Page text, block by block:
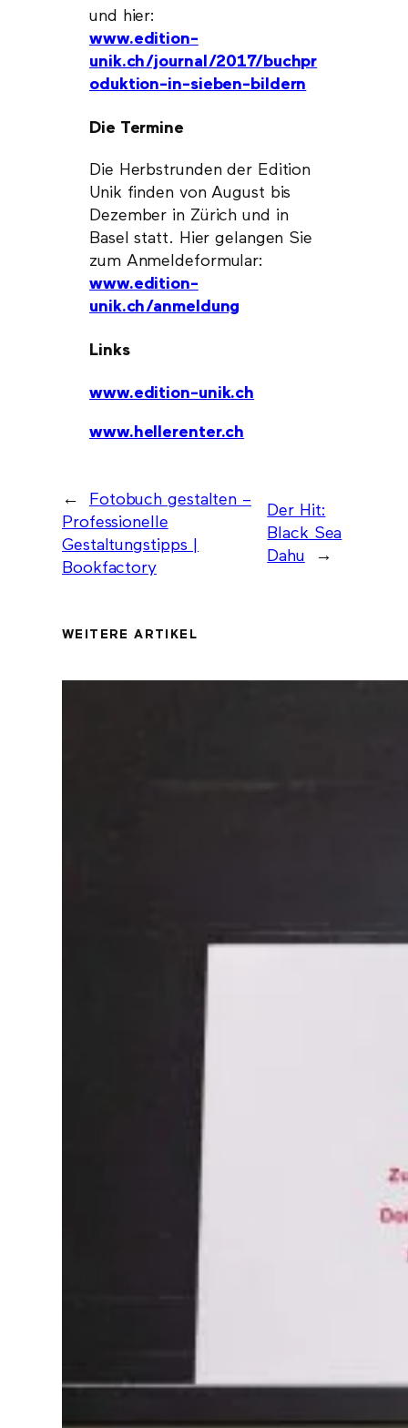
und hier:
www.edition-
unik.ch/journal/2017/buchpr
oduktion-in-sieben-bildern
Die Termine
Die Herbstrunden der Edition
Unik finden von August bis
Dezember in Zürich und in
Basel statt. Hier gelangen Sie
zum Anmeldeformular:
www.edition-
unik.ch/anmeldung
Links
www.edition-unik.ch
www.hellerenter.ch
←
Fotobuch gestalten –
Professionelle
Gestaltungstipps |
Bookfactory
Der Hit:
Black Sea
Dahu
→
WEITERE ARTIKEL